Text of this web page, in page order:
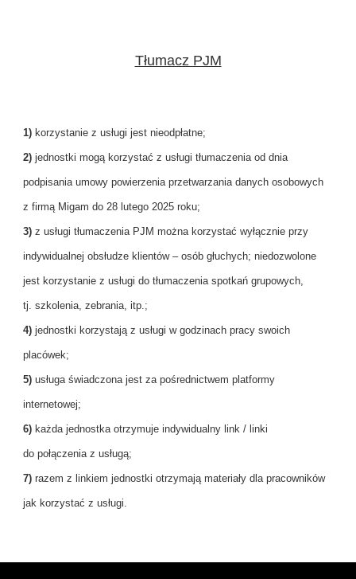
Tłumacz PJM
1) korzystanie z usługi jest nieodpłatne;
2) jednostki mogą korzystać z usługi tłumaczenia od dnia
podpisania umowy powierzenia przetwarzania danych osobowych
z firmą Migam do 28 lutego 2025 roku;
3) z usługi tłumaczenia PJM można korzystać wyłącznie przy
indywidualnej obsłudze klientów – osób głuchych; niedozwolone
jest korzystanie z usługi do tłumaczenia spotkań grupowych,
tj. szkolenia, zebrania, itp.;
4) jednostki korzystają z usługi w godzinach pracy swoich
placówek;
5) usługa świadczona jest za pośrednictwem platformy
internetowej;
6) każda jednostka otrzymuje indywidualny link / linki
do połączenia z usługą;
7) razem z linkiem jednostki otrzymają materiały dla pracowników
jak korzystać z usługi.